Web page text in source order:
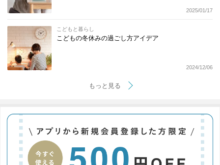
2025/01/17
こどもと暮らし
こどもの冬休みの過ごし方アイデア
2024/12/06
もっと見る